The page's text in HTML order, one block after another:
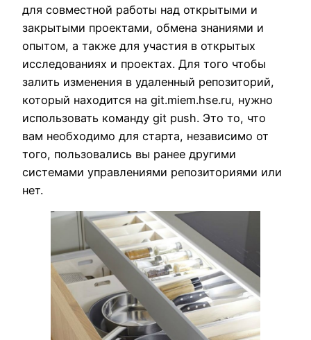
для совместной работы над открытыми и
закрытыми проектами, обмена знаниями и
опытом, а также для участия в открытых
исследованиях и проектах. Для того чтобы
залить изменения в удаленный репозиторий,
который находится на git.miem.hse.ru, нужно
использовать команду git push. Это то, что
вам необходимо для старта, независимо от
того, пользовались вы ранее другими
системами управлениями репозиториями или
нет.